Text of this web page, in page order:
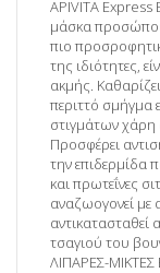
APIVITA
μάσκα προσώπου
πιο
της ιδιότητες,
ακμής.
περιττό σμήγμα
στιγμάτων χάρη
Προσφέρει
την επιδερμίδα
και πρωτεΐνες
αναζωογονεί με
αντικατασταθεί
τσαγιού του
ΛΙΠΑΡΕΣ-